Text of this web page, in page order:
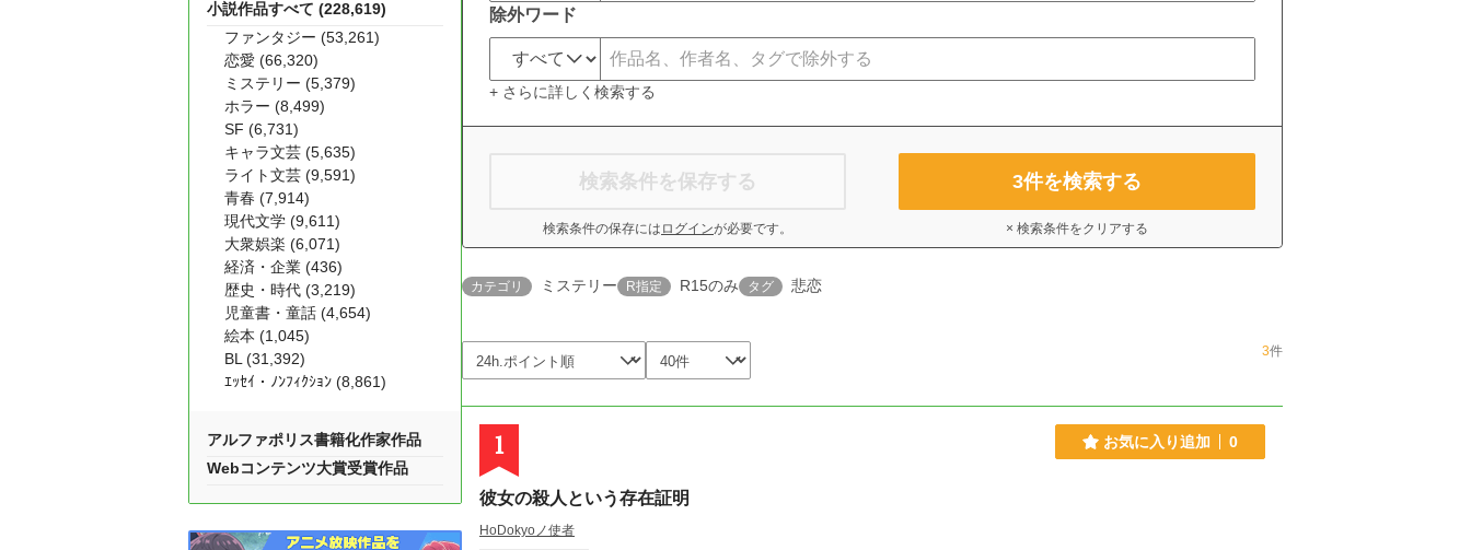
除外ワード
+ さらに詳しく検索する
検索条件を保存する
検索条件の保存には ログインが必要です。
3件を検索する
× 検索条件をクリアする
カテゴリ ミステリー R指定 R15のみ タグ 悲恋
3件
1 お気に入り追加 0
彼女の殺人という存在証明
HoDokyoノ使者
小説作品すべて (228,619)
ファンタジー (53,261)
恋愛 (66,320)
ミステリー (5,379)
ホラー (8,499)
SF (6,731)
キャラ文芸 (5,635)
ライト文芸 (9,591)
青春 (7,914)
現代文学 (9,611)
大衆娯楽 (6,071)
経済・企業 (436)
歴史・時代 (3,219)
児童書・童話 (4,654)
絵本 (1,045)
BL (31,392)
ｴｯｾｲ・ﾉﾝﾌｨｸｼｮﾝ (8,861)
アルファポリス書籍化作家作品
Webコンテンツ大賞受賞作品